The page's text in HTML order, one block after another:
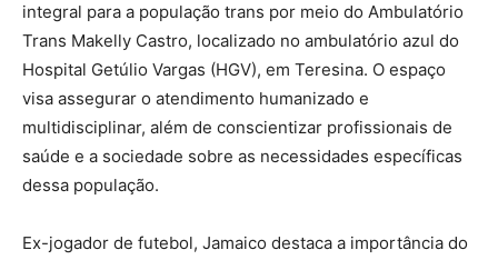
integral para a população trans por meio do Ambulatório
Trans Makelly Castro, localizado no ambulatório azul do
Hospital Getúlio Vargas (HGV), em Teresina. O espaço
visa assegurar o atendimento humanizado e
multidisciplinar, além de conscientizar profissionais de
saúde e a sociedade sobre as necessidades específicas
dessa população.
Ex-jogador de futebol, Jamaico destaca a importância do